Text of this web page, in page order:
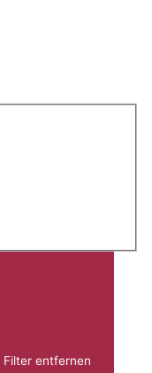
Filter entfernen